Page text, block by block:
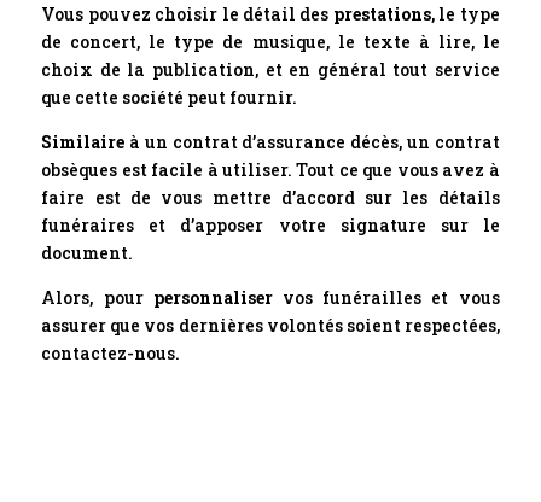
Vous pouvez choisir le détail des prestations, le type
de concert, le type de musique, le texte à lire, le
choix de la publication, et en général tout service
que cette société peut fournir.
Similaire à un contrat d’assurance décès, un contrat
obsèques est facile à utiliser. Tout ce que vous avez à
faire est de vous mettre d’accord sur les détails
funéraires et d’apposer votre signature sur le
document.
Alors, pour personnaliservos funérailles et vous
assurer que vos dernières volontés soient respectées,
contactez-nous.